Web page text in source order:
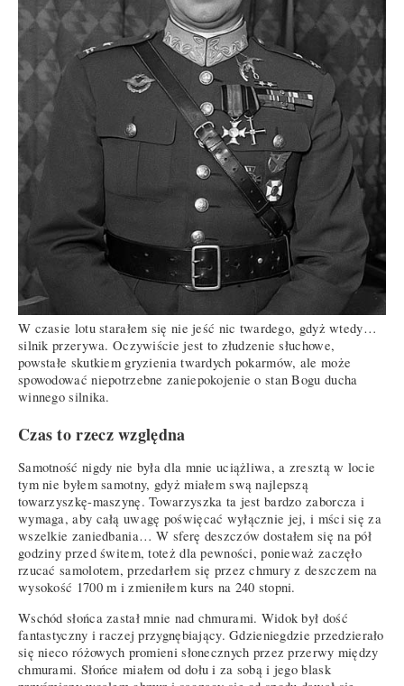
W czasie lotu starałem się nie jeść nic twardego, gdyż wtedy…
silnik przerywa. Oczywiście jest to złudzenie słuchowe,
powstałe skutkiem gryzienia twardych pokarmów, ale może
spowodować niepotrzebne zaniepokojenie o stan Bogu ducha
winnego silnika.
Czas to rzecz względna
Samotność nigdy nie była dla mnie uciążliwa, a zresztą w locie
tym nie byłem samotny, gdyż miałem swą najlepszą
towarzyszkę-maszynę. Towarzyszka ta jest bardzo zaborcza i
wymaga, aby całą uwagę poświęcać wyłącznie jej, i mści się za
wszelkie zaniedbania… W sferę deszczów dostałem się na pół
godziny przed świtem, toteż dla pewności, ponieważ zaczęło
rzucać samolotem, przedarłem się przez chmury z deszczem na
wysokość 1700 m i zmieniłem kurs na 240 stopni.
Wschód słońca zastał mnie nad chmurami. Widok był dość
fantastyczny i raczej przygnębiający. Gdzieniegdzie przedzierało
się nieco różowych promieni słonecznych przez przerwy między
chmurami. Słońce miałem od dołu i za sobą i jego blask